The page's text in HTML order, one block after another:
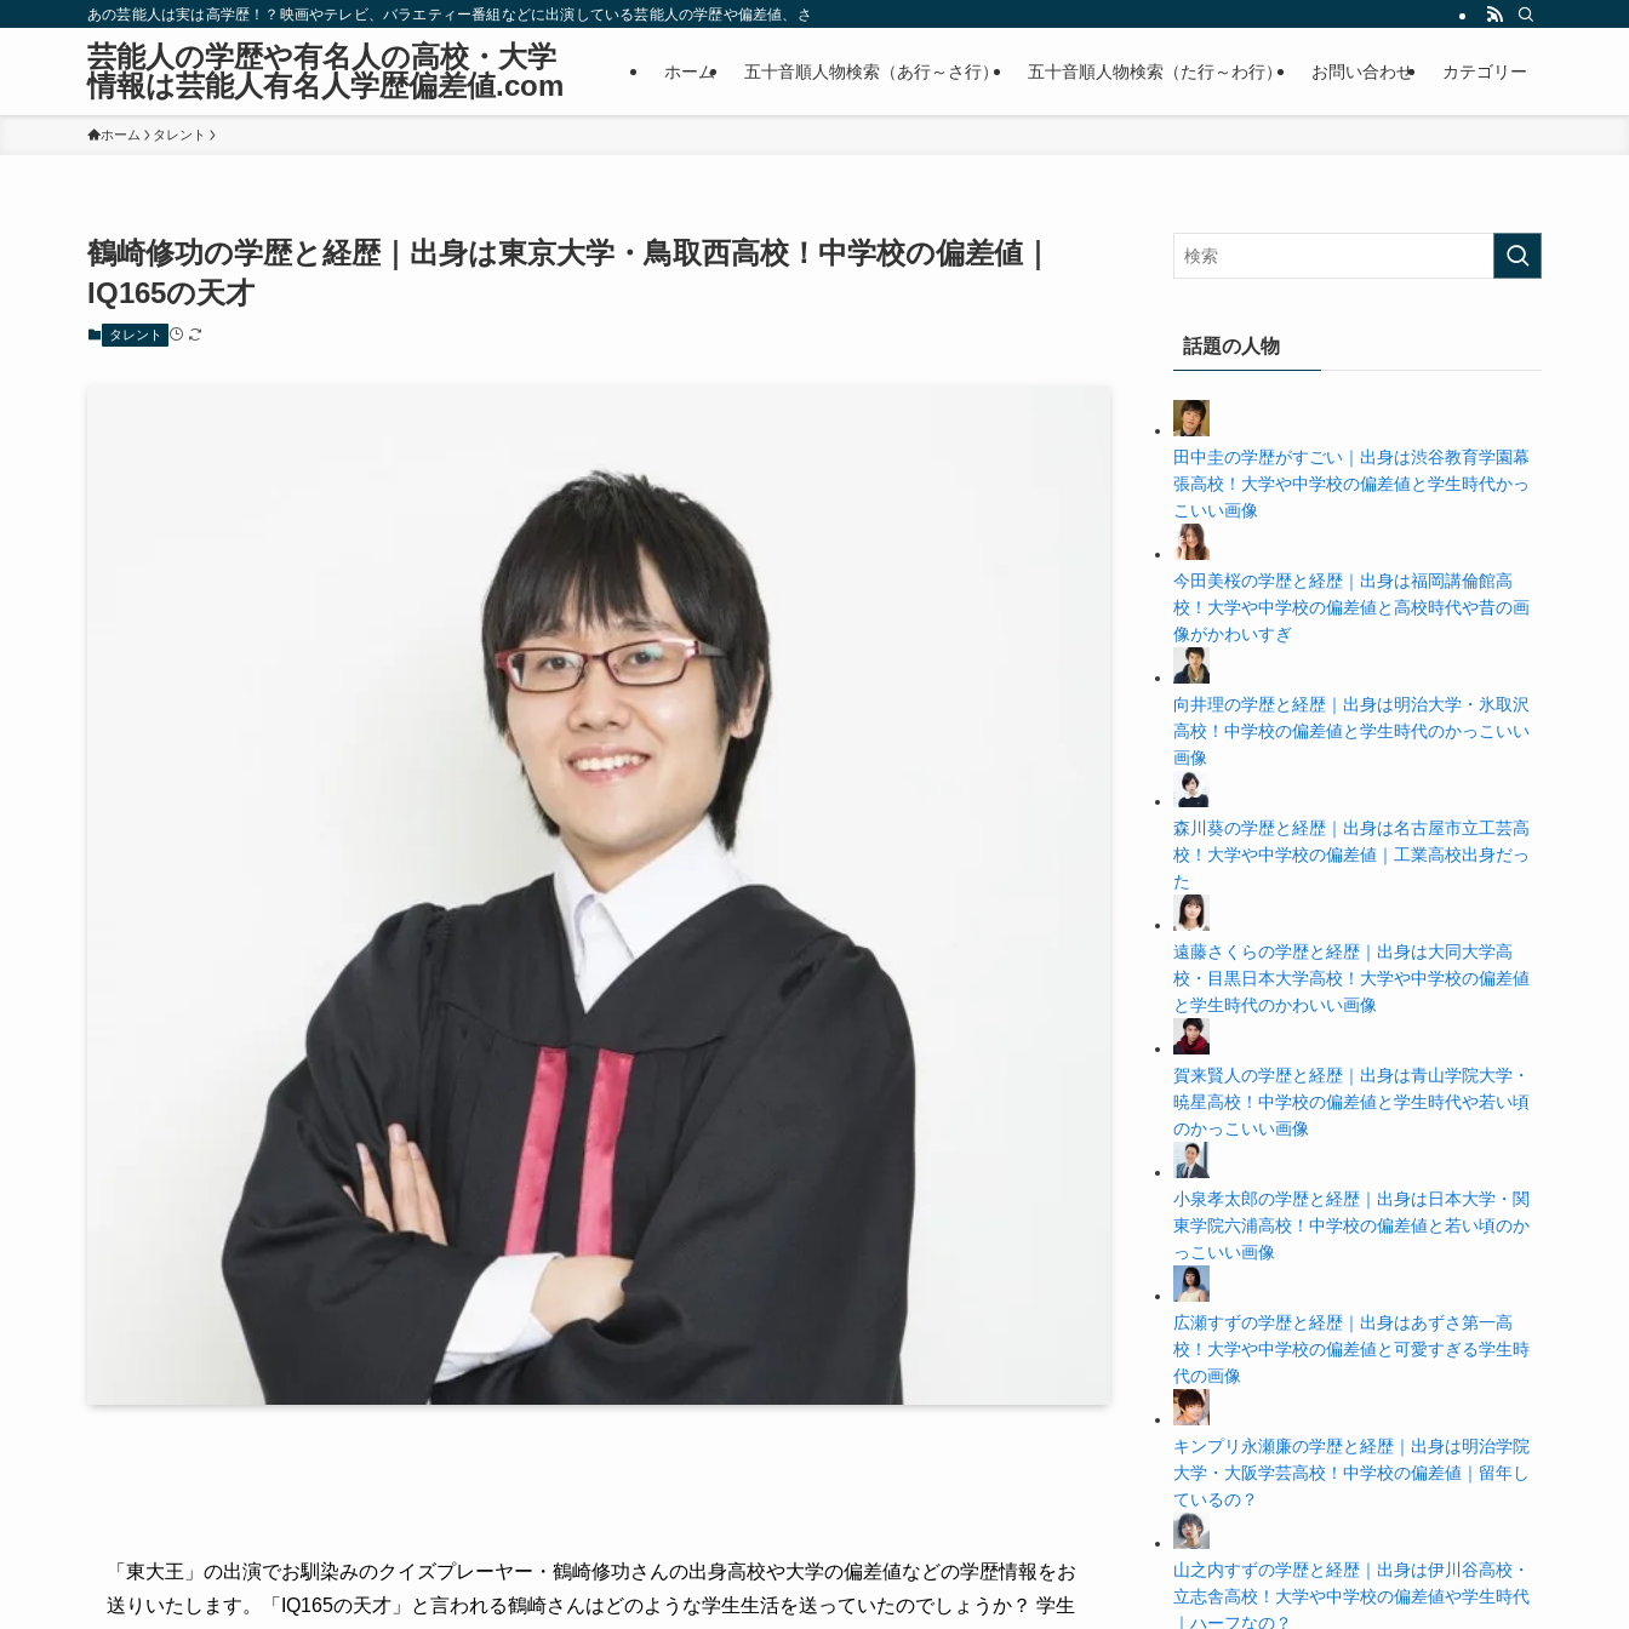
あの芸能人は実は高学歴！？映画やテレビ、バラエティー番組などに出演している芸能人の学歴や偏差値、さらに政治家やスポーツ選手などの有名人の学歴や高校・大学の偏差値まで紹介していきます。
芸能人の学歴や有名人の高校・大学
情報は芸能人有名人学歴偏差値.com
ホーム 五十音順人物検索（あ行～さ行） 五十音順人物検索（た行～わ行） お問い合わせ カテゴリー
ホーム タレント
鶴崎修功の学歴と経歴｜出身は東京大学・鳥取西高校！中学校の偏差値｜
IQ165の天才
タレント
「東大王」の出演でお馴染みのクイズプレーヤー・鶴崎修功さんの出身高校や大学の偏差値などの学歴情報をお
送りいたします。「IQ165の天才」と言われる鶴崎さんはどのような学生生活を送っていたのでしょうか？ 学生
話題の人物
田中圭の学歴がすごい｜出身は渋谷教育学園幕
張高校！大学や中学校の偏差値と学生時代かっ
こいい画像
今田美桜の学歴と経歴｜出身は福岡講倫館高
校！大学や中学校の偏差値と高校時代や昔の画
像がかわいすぎ
向井理の学歴と経歴｜出身は明治大学・氷取沢
高校！中学校の偏差値と学生時代のかっこいい
画像
森川葵の学歴と経歴｜出身は名古屋市立工芸高
校！大学や中学校の偏差値｜工業高校出身だっ
た
遠藤さくらの学歴と経歴｜出身は大同大学高
校・目黒日本大学高校！大学や中学校の偏差値
と学生時代のかわいい画像
賀来賢人の学歴と経歴｜出身は青山学院大学・
暁星高校！中学校の偏差値と学生時代や若い頃
のかっこいい画像
小泉孝太郎の学歴と経歴｜出身は日本大学・関
東学院六浦高校！中学校の偏差値と若い頃のか
っこいい画像
広瀬すずの学歴と経歴｜出身はあずさ第一高
校！大学や中学校の偏差値と可愛すぎる学生時
代の画像
キンプリ永瀬廉の学歴と経歴｜出身は明治学院
大学・大阪学芸高校！中学校の偏差値｜留年し
ているの？
山之内すずの学歴と経歴｜出身は伊川谷高校・
立志舎高校！大学や中学校の偏差値や学生時代
｜ハーフなの？